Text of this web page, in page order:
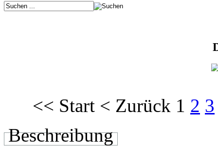
<< Start < Zurück 1 2 3
Beschreibung